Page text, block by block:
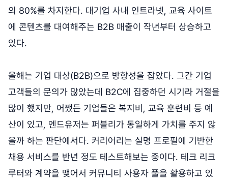
의 80%를 차지한다. 대기업 사내 인트라넷, 교육 사이트
에 콘텐츠를 대여해주는 B2B 매출이 작년부터 상승하고
있다.
올해는 기업 대상(B2B)으로 방향성을 잡았다. 그간 기업
고객들의 문의가 많았는데 B2C에 집중하던 시기라 거절을
많이 했지만, 어쨌든 기업들은 복지비, 교육 훈련비 등 예
산이 있고, 엔드유저는 퍼블리가 동일하게 가치를 주지 않
을까 하는 판단에서다. 커리어리는 실명 프로필에 기반한
채용 서비스를 반년 정도 테스트해보는 중이다. 테크 리크
루터와 계약을 맺어서 커뮤니티 사용자 풀을 활용하고 있